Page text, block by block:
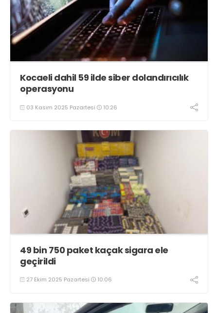
Kocaeli dahil 59 ilde siber dolandırıcılık
operasyonu
03 Kasım 2025 Pazartesi 10:26
49 bin 750 paket kaçak sigara ele
geçirildi
27 Ekim 2025 Pazartesi 10:06